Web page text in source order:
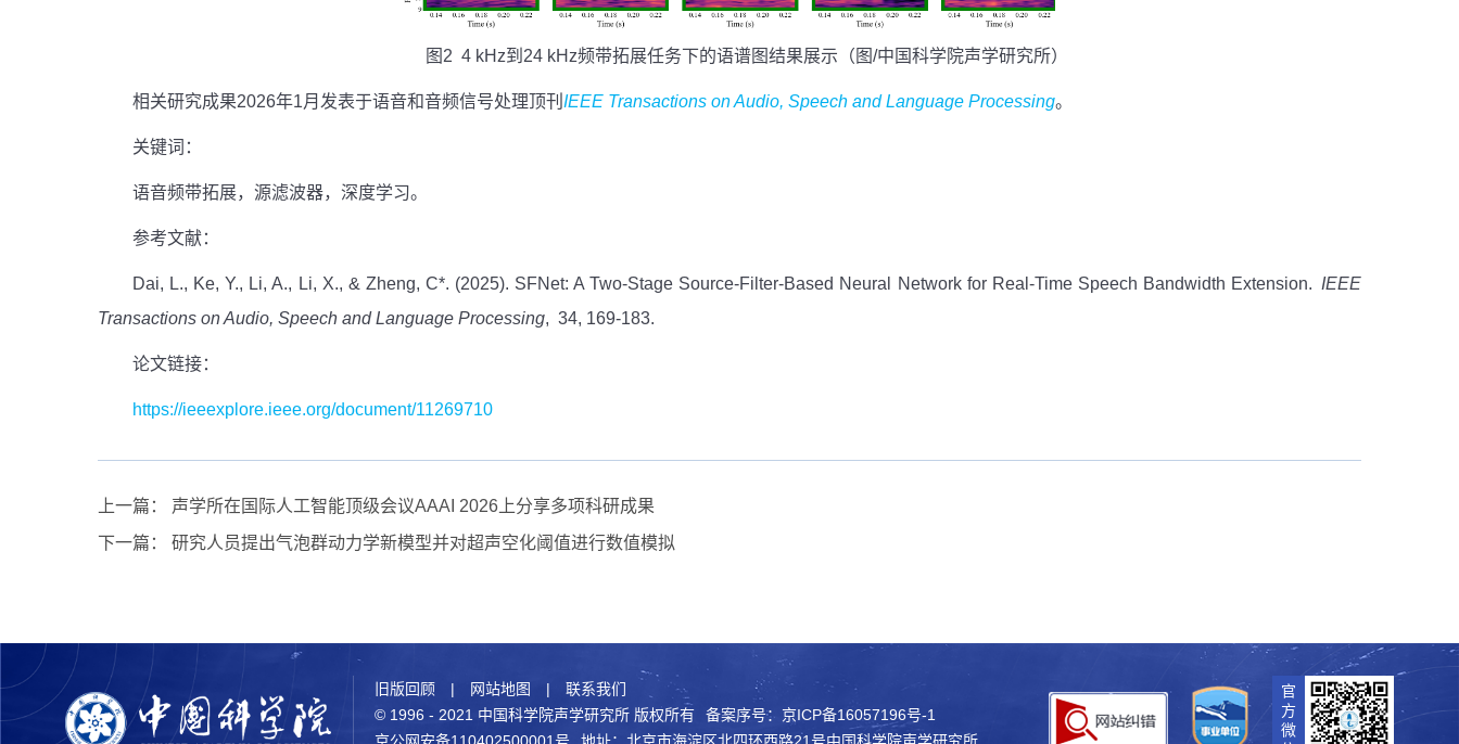
图2 4 kHz到24 kHz频带拓展任务下的语谱图结果展示（图/中国科学院声学研究所）
相关研究成果2026年1月发表于语音和音频信号处理顶刊 IEEE Transactions on Audio, Speech and Language Processing。
关键词：
语音频带拓展，源滤波器，深度学习。
参考文献：
Dai, L., Ke, Y., Li, A., Li, X., & Zheng, C*. (2025). SFNet: A Two-Stage Source-Filter-Based Neural Network for Real-Time Speech Bandwidth Extension. IEEE
Transactions on Audio, Speech and Language Processing, 34, 169-183.
论文链接：
https://ieeexplore.ieee.org/document/11269710
上一篇：
声学所在国际人工智能顶级会议AAAI 2026上分享多项科研成果
下一篇：
研究人员提出气泡群动力学新模型并对超声空化阈值进行数值模拟
旧版回顾 | 网站地图 |
联系我们
© 1996 - 2021 中国科学院声学研究所 版权所有
备案序号：京ICP备16057196号-1
官
方
微